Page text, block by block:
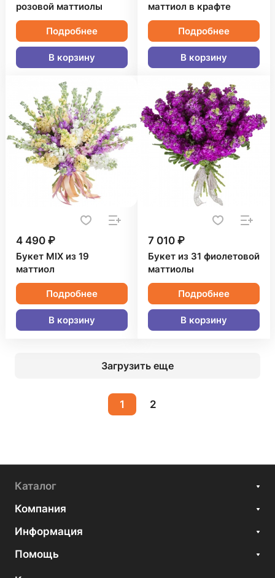
розовой маттиолы
Подробнее
В корзину
маттиол в крафте
Подробнее
В корзину
4 490 ₽
Букет MIX из 19
маттиол
Подробнее
В корзину
7 010 ₽
Букет из 31 фиолетовой
маттиолы
Подробнее
В корзину
Загрузить еще
1 2
Каталог
Компания
Информация
Помощь